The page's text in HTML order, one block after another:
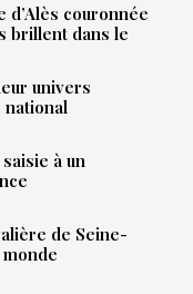
couronnée
brillent dans le
univers
national
à un
de Seine-